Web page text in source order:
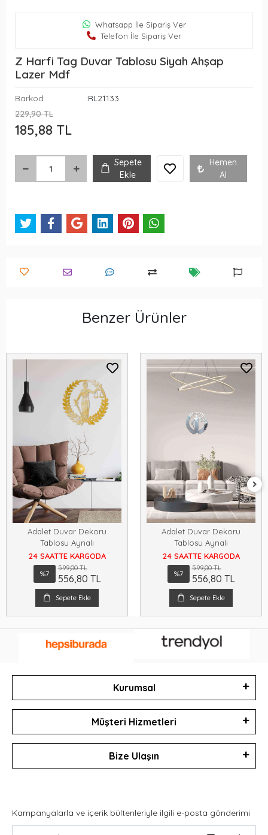
Whatsapp İle Sipariş Ver
Telefon İle Sipariş Ver
Z Harfi Tag Duvar Tablosu Siyah Ahşap
Lazer Mdf
Barkod
:RL21133
229,90 TL
185,88 TL
Sepete
Ekle
Hemen
Al
Benzer Ürünler
Adalet Duvar Dekoru
Tablosu Aynalı
24 SAATTE KARGODA
%7
599,00 TL
556,80 TL
Sepete Ekle
Adalet Duvar Dekoru
Tablosu Aynalı
24 SAATTE KARGODA
%7
599,00 TL
556,80 TL
Sepete Ekle
Kurumsal
Müşteri Hizmetleri
Bize Ulaşın
Kampanyalarla ve içerik bültenleriyle ilgili e-posta gönderimi